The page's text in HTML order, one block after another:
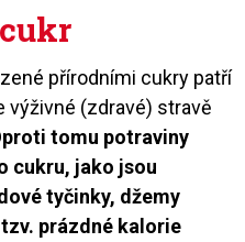
přírodními cukry patří
výživné (zdravé) stravě
tomu potraviny
cukru, jako jsou
tyčinky, džemy
prázdné kalorie